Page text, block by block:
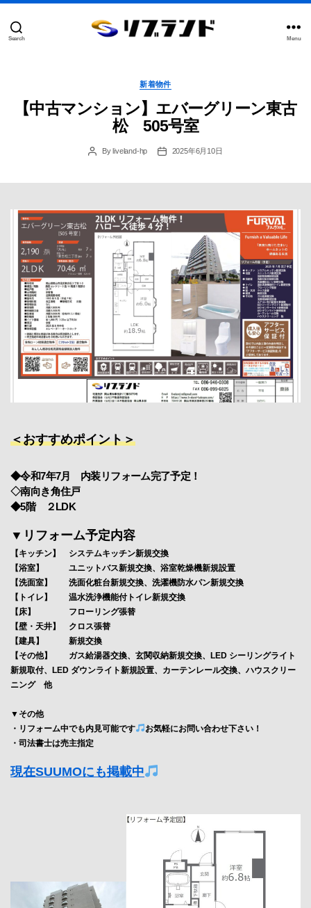
Search
社
ブ
ラ
ン
ド
Menu
Categories
新着物件
【中古マンション】エバーグリーン東古
松 505号室
PostBy liveland-hp
Post2025年6月10日
＜おすすめポイント＞
◆令和7年7月 内装リフォーム完了予定！
◇南向き角住戸
◆5階 ２LDK
▼リフォーム予定内容
【キッチン】 システムキッチン新規交換
【浴室】 ユニットバス新規交換、浴室乾燥機新規設置
【洗面室】 洗面化粧台新規交換、洗濯機防水パン新規交換
【トイレ】 温水洗浄機能付トイレ新規交換
【床】 フローリング張替
【壁・天井】 クロス張替
【建具】 新規交換
【その他】 ガス給湯器交換、玄関収納新規交換、LED シーリングライト
新規取付、LED ダウンライト新規設置、カーテンレール交換、ハウスクリー
ニング 他
▼その他
・リフォーム中でも内見可能です
お気軽にお問い合わせ下さい！
・司法書士は売主指定
現在SUUMOにも掲載中